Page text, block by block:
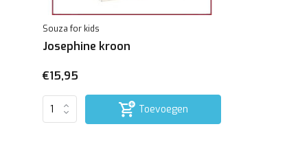
Souza for kids
Josephine kroon
€15,95
Toevoegen